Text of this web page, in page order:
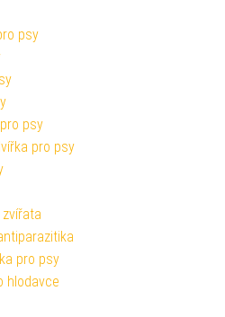
psy
psy
pro psy
pro psy
hlodavce